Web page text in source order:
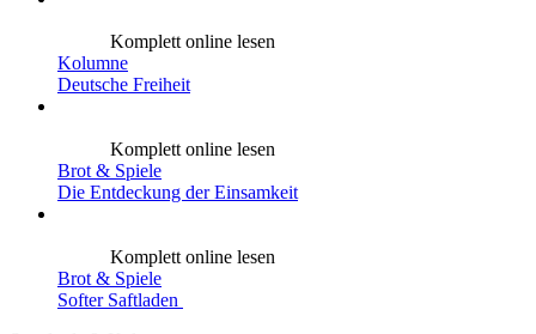
Komplett online lesen
Kolumne
Deutsche Freiheit
Komplett online lesen
Brot & Spiele
Die Entdeckung der Einsamkeit
Komplett online lesen
Brot & Spiele
Softer Saftladen